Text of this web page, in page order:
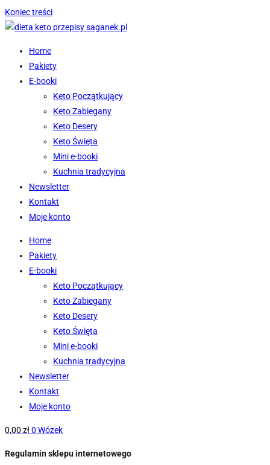
Koniec treści
Home
Pakiety
E-booki
Keto Początkujący
Keto Zabiegany
Keto Desery
Keto Święta
Mini e-booki
Kuchnia tradycyjna
Newsletter
Kontakt
Moje konto
Home
Pakiety
E-booki
Keto Początkujący
Keto Zabiegany
Keto Desery
Keto Święta
Mini e-booki
Kuchnia tradycyjna
Newsletter
Kontakt
Moje konto
0,00 zł0 Wózek
Regulamin sklepu internetowego